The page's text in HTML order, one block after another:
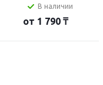
В наличии
от 1 790 ₸